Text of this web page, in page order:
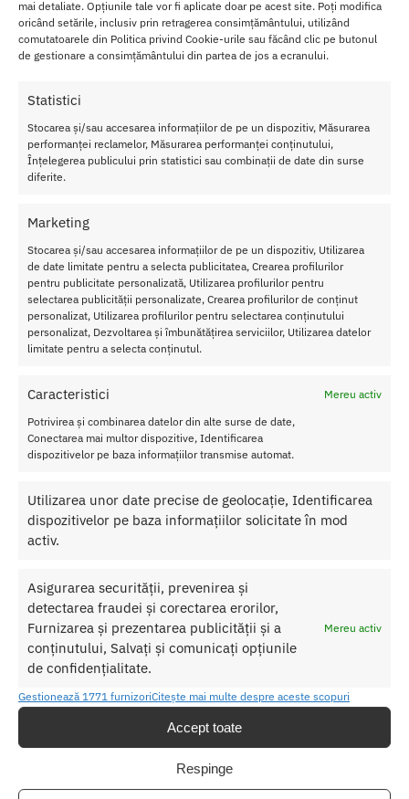
mai detaliate. Opțiunile tale vor fi aplicate doar pe acest site. Poți modifica
oricând setările, inclusiv prin retragerea consimțământului, utilizând
comutatoarele din Politica privind Cookie-urile sau făcând clic pe butonul
de gestionare a consimțământului din partea de jos a ecranului.
Statistici
Stocarea și/sau accesarea informațiilor de pe un dispozitiv, Măsurarea
performanței reclamelor, Măsurarea performanței conținutului,
Înțelegerea publicului prin statistici sau combinații de date din surse
diferite.
Marketing
Stocarea și/sau accesarea informațiilor de pe un dispozitiv, Utilizarea
de date limitate pentru a selecta publicitatea, Crearea profilurilor
pentru publicitate personalizată, Utilizarea profilurilor pentru
selectarea publicității personalizate, Crearea profilurilor de conținut
personalizat, Utilizarea profilurilor pentru selectarea conținutului
personalizat, Dezvoltarea și îmbunătățirea serviciilor, Utilizarea datelor
limitate pentru a selecta conținutul.
Caracteristici
Mereu activ
Potrivirea și combinarea datelor din alte surse de date,
Conectarea mai multor dispozitive, Identificarea
dispozitivelor pe baza informațiilor transmise automat.
Utilizarea unor date precise de geolocație, Identificarea
dispozitivelor pe baza informațiilor solicitate în mod
activ.
Asigurarea securității, prevenirea și
detectarea fraudei și corectarea erorilor,
Furnizarea și prezentarea publicității și a
conținutului, Salvați și comunicați opțiunile
de confidențialitate.
Mereu activ
Gestionează 1771 furnizoriCitește mai multe despre aceste scopuri
Accept toate
Respinge
cantitate
mica de
gel pe
zona
maseaza
pana se
absoarbe
in piele.
minute,
Acum te poti bucura iar de orgasme puternice impreuna cu iubitul
tau, cu ajutorul gelului G-Spot Love Explosion de la Shiatsu.
Cantitate: 15 ml
Sex– Pentru Femei
floarea soarelui, Glicerina vegetala, Ulei din frunze de
4042342005219
Etichete: Gel Stimulator G-Spot, Gel Stimulator G-Spot 15 ml
Shiatsu
Produse similare